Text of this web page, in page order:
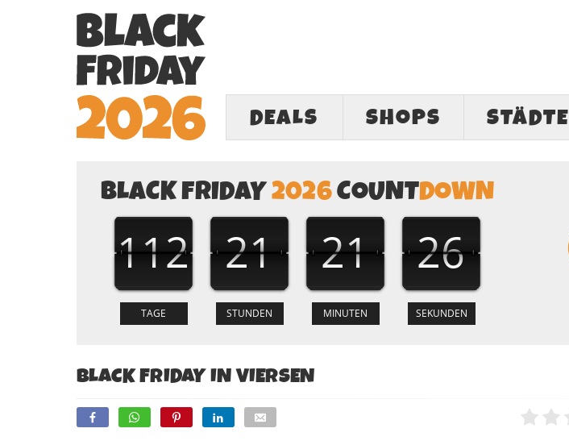
DEALS SHOPS STÄDTE
BLACK FRIDAY2026COUNTDOWN
112 21 21 25
BLACK FRIDAY IN VIERSEN